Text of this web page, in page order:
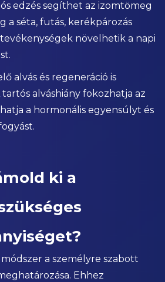
edzés segíthet az izomtömeg
a séta, futás, kerékpározás
növelhetik a napi
alvás és regeneráció is
alváshiány fokozhatja az
a hormonális egyensúlyt és
ki a
a személyre szabott
Ehhez